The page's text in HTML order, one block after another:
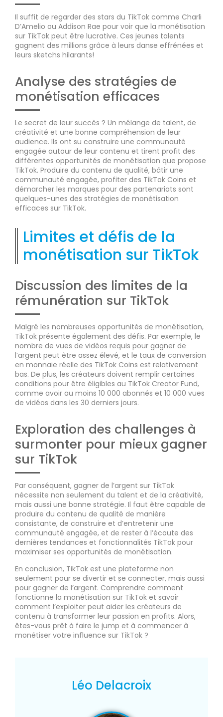
Il suffit de regarder des stars du TikTok comme Charli
D’Amelio ou Addison Rae pour voir que la monétisation
sur TikTok peut être lucrative. Ces jeunes talents
gagnent des millions grâce à leurs danse effrénées et
leurs sketchs hilarants!
Analyse des stratégies de
monétisation efficaces
Le secret de leur succès ? Un mélange de talent, de
créativité et une bonne compréhension de leur
audience. Ils ont su construire une communauté
engagée autour de leur contenu et tirent profit des
différentes opportunités de monétisation que propose
TikTok. Produire du contenu de qualité, bâtir une
communauté engagée, profiter des TikTok Coins et
démarcher les marques pour des partenariats sont
quelques-unes des stratégies de monétisation
efficaces sur TikTok.
Limites et défis de la
monétisation sur TikTok
Discussion des limites de la
rémunération sur TikTok
Malgré les nombreuses opportunités de monétisation,
TikTok présente également des défis. Par exemple, le
nombre de vues de vidéos requis pour gagner de
l’argent peut être assez élevé, et le taux de conversion
en monnaie réelle des TikTok Coins est relativement
bas. De plus, les créateurs doivent remplir certaines
conditions pour être éligibles au TikTok Creator Fund,
comme avoir au moins 10 000 abonnés et 10 000 vues
de vidéos dans les 30 derniers jours.
Exploration des challenges à
surmonter pour mieux gagner
sur TikTok
Par conséquent, gagner de l’argent sur TikTok
nécessite non seulement du talent et de la créativité,
mais aussi une bonne stratégie. Il faut être capable de
produire du contenu de qualité de manière
consistante, de construire et d’entretenir une
communauté engagée, et de rester à l’écoute des
dernières tendances et fonctionnalités TikTok pour
maximiser ses opportunités de monétisation.
En conclusion, TikTok est une plateforme non
seulement pour se divertir et se connecter, mais aussi
pour gagner de l’argent. Comprendre comment
fonctionne la monétisation sur TikTok et savoir
comment l’exploiter peut aider les créateurs de
contenu à transformer leur passion en profits. Alors,
êtes-vous prêt à faire le jump et à commencer à
monétiser votre influence sur TikTok ?
Léo Delacroix